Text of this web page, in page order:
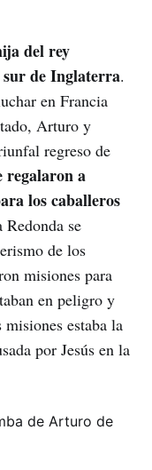
del rey
sur de Inglaterra.
en Francia
Arturo y
regreso de
regalaron a
los caballeros
Redonda se
de los
misiones para
en peligro y
estaba la
por Jesús en la